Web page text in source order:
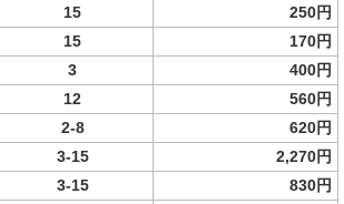
15 250円
15
170円
3
400円
12
560円
2-8
620円
3-15 2,270円
3-15
830円